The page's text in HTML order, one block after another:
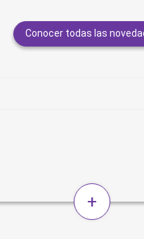
Conocer todas las
+